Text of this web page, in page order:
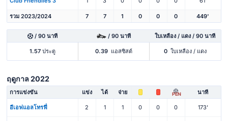
รวม 2023/2024 7 7 1 0 0 0 449'
/ 90 นาที / 90 นาที ใบเหลือง / แดง / 90 นาที
1.57ประตู 0.39 แอสซิสต์ 0 ใบเหลือง / แดง
ฤดูกาล 2022
การแข่งขัน แข่ง ได้ จ่าย PEN นาที
อีเอฟแอลโทรฟี่ 2 1 1 0 0 0 173'